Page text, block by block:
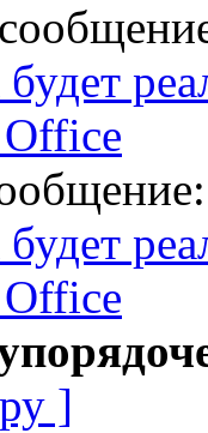
будет
будет
]